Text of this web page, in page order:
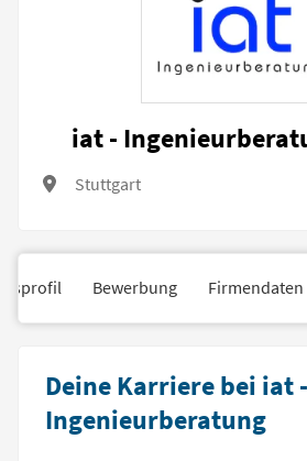
iat -
Stuttgart
Bewerbung Firmendaten
Deine Karriere bei iat -
Ingenieurberatung